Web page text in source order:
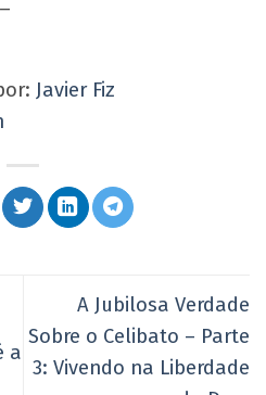
Javier Fiz
a
A Jubilosa Verdade
Sobre o Celibato – Parte
3: Vivendo na Liberdade